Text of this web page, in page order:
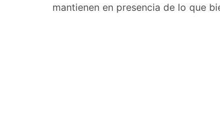
mantienen en presencia de lo que